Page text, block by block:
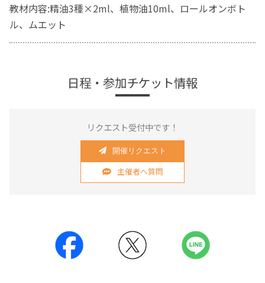
教材内容:精油3種×2ml、植物油10ml、ロールオンボト
ル、ムエット
日程・参加チケット情報
リクエスト受付中です！
開催リクエスト
主催者へ質問